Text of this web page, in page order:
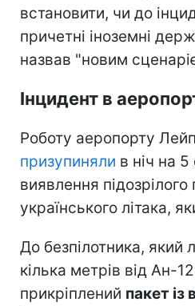
встановити, чи до
причетні іноземні
назвав "новим
Інцидент в
Роботу аеропорту
призупиняли в ніч на
виявлення
українського літака,
До безпілотника, який
кілька метрів від Ан-
прикріплений пакет із